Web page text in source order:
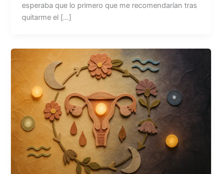
esperaba que lo primero que me recomendarían tras
quitarme el […]